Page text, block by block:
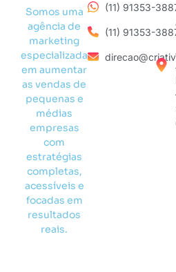
Somos uma
agência de
marketing
especializada
em aumentar
as vendas de
pequenas e
médias
empresas
com
estratégias
completas,
acessíveis e
focadas em
resultados
reais.
(11) 91353-
(11) 91353-